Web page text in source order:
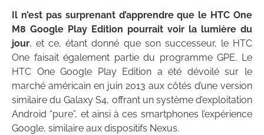
Il n’est pas surprenant d’apprendre que le HTC One
M8 Google Play Edition pourrait voir la lumière du
jour, et ce, étant donné que son successeur, le HTC
One faisait également partie du programme GPE. Le
HTC One Google Play Edition a été dévoilé sur le
marché américain en juin 2013 aux côtés d’une version
similaire du Galaxy S4, offrant un système d’exploitation
Android “pure”, et ainsi à ces smartphones l’expérience
Google, similaire aux dispositifs Nexus.